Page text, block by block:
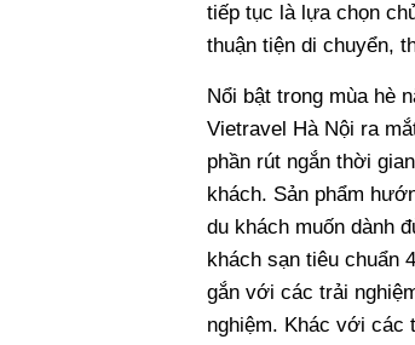
tiếp tục là lựa chọn
thuận tiện di chuyển,
Nổi bật trong mùa hè
Vietravel Hà Nội ra
phần rút ngắn thời
khách. Sản phẩm
du khách muốn dành
khách sạn tiêu chuẩn
gắn với các trải
nghiệm. Khác với các